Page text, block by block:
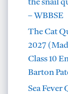
the snail
– WBBSE
The Cat
2027
Class 10
Barton
Sea Fever